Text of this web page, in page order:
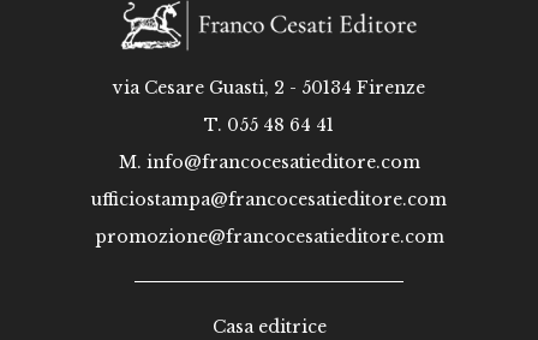
via Cesare Guasti, 2 - 50134 Firenze
T. 055 48 64 41
M. info@francocesatieditore.com
ufficiostampa@francocesatieditore.com
promozione@francocesatieditore.com
Casa editrice